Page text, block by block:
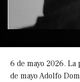
6 de mayo 2026.
de mayo Adolfo